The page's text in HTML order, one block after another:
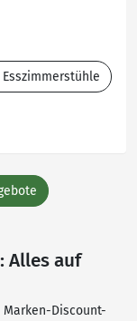
Alles auf
Discount-